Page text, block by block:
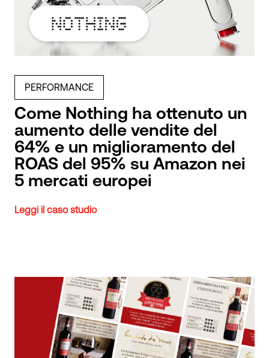
PERFORMANCE
Come Nothing ha ottenuto un
aumento delle vendite del
64% e un miglioramento del
ROAS del 95% su Amazon nei
5 mercati europei
Leggi il caso studio